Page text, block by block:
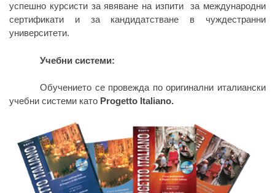
успешно курсисти за явяване на изпити за международни
сертификати и за кандидатстване в чуждестранни
университети.
Учебни системи:
Обучението се провежда по оригинални италиански
учебни системи като Progetto Italiano.